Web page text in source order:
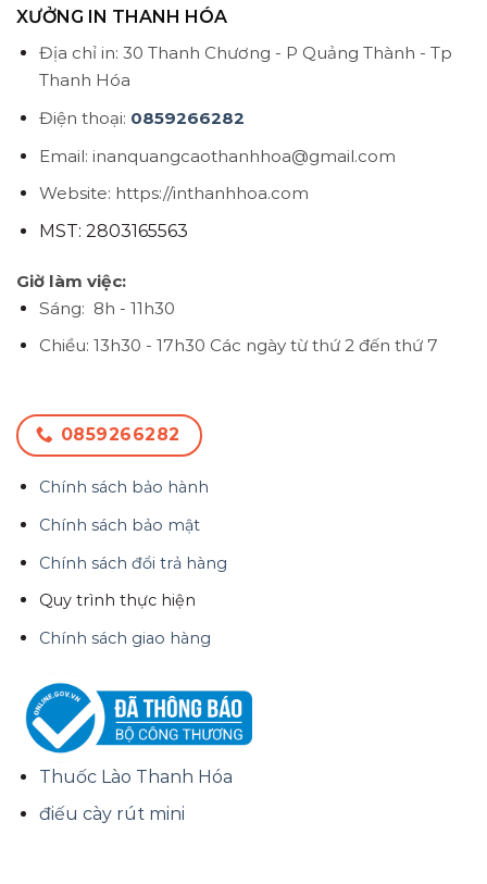
XƯỞNG IN THANH HÓA
Địa chỉ in: 30 Thanh Chương - P Quảng Thành - Tp
Thanh Hóa
Điện thoại: 0859266282
Email: inanquangcaothanhhoa@gmail.com
Website: https://inthanhhoa.com
MST: 2803165563
Giờ làm việc:
Sáng: 8h - 11h30
Chiều: 13h30 - 17h30 Các ngày từ thứ 2 đến thứ 7
0859266282
Chính sách bảo hành
Chính sách bảo mật
Chính sách đổi trả hàng
Quy trình thực hiện
Chính sách giao hàng
Thuốc Lào Thanh Hóa
điếu cày rút mini